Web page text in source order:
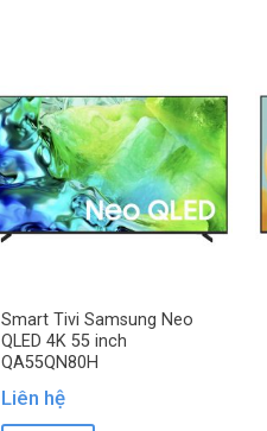
Smart Tivi Samsung Neo
QLED 4K 55 inch
QA55QN80H
Liên hệ